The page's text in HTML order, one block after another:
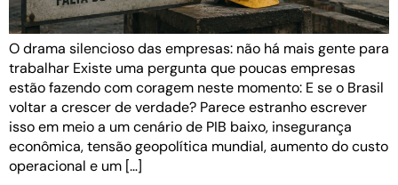
O drama silencioso das empresas: não há mais gente para
trabalhar Existe uma pergunta que poucas empresas
estão fazendo com coragem neste momento: E se o Brasil
voltar a crescer de verdade? Parece estranho escrever
isso em meio a um cenário de PIB baixo, insegurança
econômica, tensão geopolítica mundial, aumento do custo
operacional e um […]